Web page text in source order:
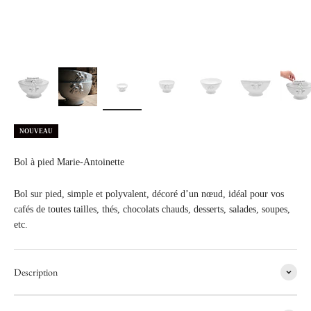
NOUVEAU
Bol à pied Marie-Antoinette
Bol sur pied, simple et polyvalent, décoré d’un nœud, idéal pour vos
cafés de toutes tailles, thés, chocolats chauds, desserts, salades, soupes,
etc.
Description